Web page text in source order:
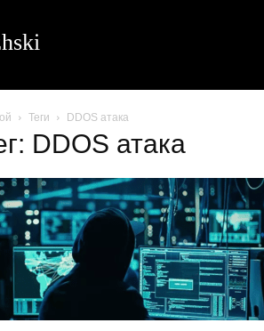
Теги DDOS атака
DDOS атака